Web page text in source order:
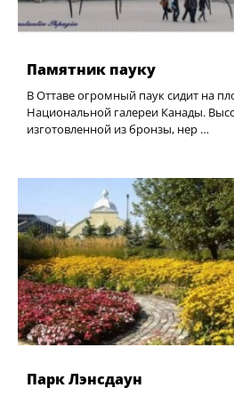
Памятник пауку
В Оттаве огромный паук сидит на
Национальной галереи Канады.
изготовленной из бронзы, нер …
Парк Лэнсдаун